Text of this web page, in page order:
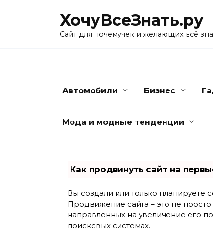
ХочуВсеЗнать.ру
Сайт для почемучек и желающих всё
Автомобили Бизнес
Мода и модные тенденции
Как продвинуть сайт на
Вы создали или только планируете
Продвижение сайта – это не
направленных на увеличение его
поисковых системах.